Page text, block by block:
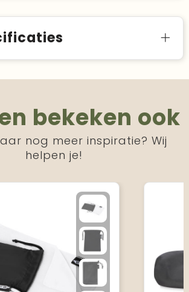
bekeken ook
nog meer inspiratie? Wij
helpen je!